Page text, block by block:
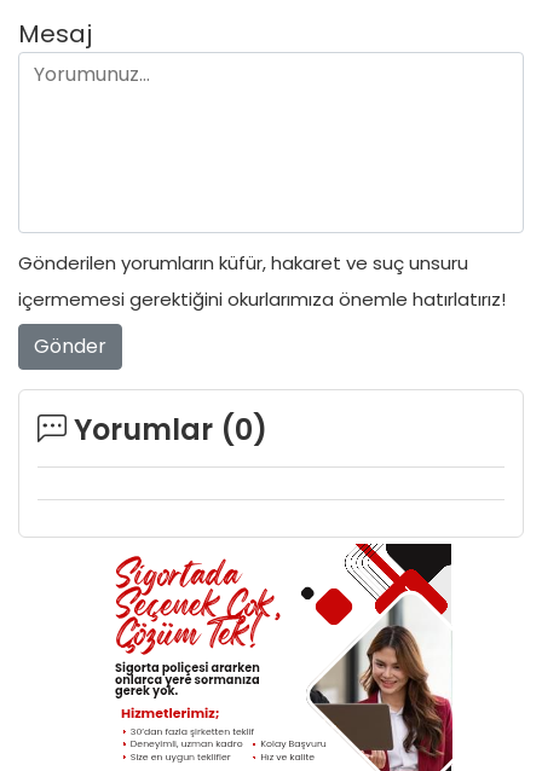
Mesaj
Gönderilen yorumların küfür, hakaret ve suç unsuru
içermemesi gerektiğini okurlarımıza önemle hatırlatırız!
Gönder
Yorumlar (0)